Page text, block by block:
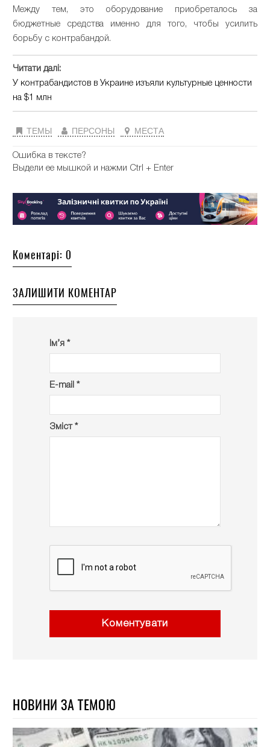
Между тем, это оборудование приобреталось за
бюджетные средства именно для того, чтобы усилить
борьбу с контрабандой.
Читати далі:
У контрабандистов в Украине изъяли культурные ценности
на $1 млн
ТЕМЫ ПЕРСОНЫ МЕСТА
Ошибка в тексте?
Выдели ее мышкой и нажми Ctrl + Enter
Коментарі: 0
ЗАЛИШИТИ КОМЕНТАР
Ім’я *
E-mail *
Зміст *
Коментувати
НОВИНИ ЗА ТЕМОЮ